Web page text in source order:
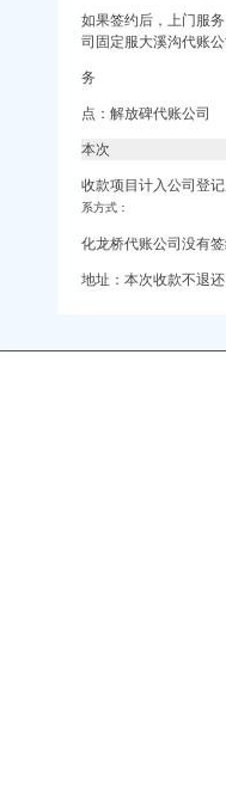
册）
工商注册）
商注册）
册）
册）
进出口权）
工商注册）
商注册）
可以接办宴？_搜
带人和街学指标,
如果签约后，上门服
司固定服大溪沟代账
务
点：解放碑代账公司
本次
收款项目计入公司登
系方式：
化龙桥代账公司没有
地址：本次收款不退